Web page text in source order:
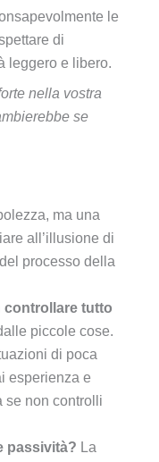
le
di
leggero e libero.
nella vostra
se
ma una
all’illusione di
processo della
controllare tutto
piccole cose.
di poca
esperienza e
se non controlli
passività? La